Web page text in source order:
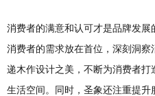
消费者的满意和认可才是品牌发
消费者的需求放在首位，深刻洞
递木作设计之美，不断为消费者
生活空间。同时，圣象还注重提